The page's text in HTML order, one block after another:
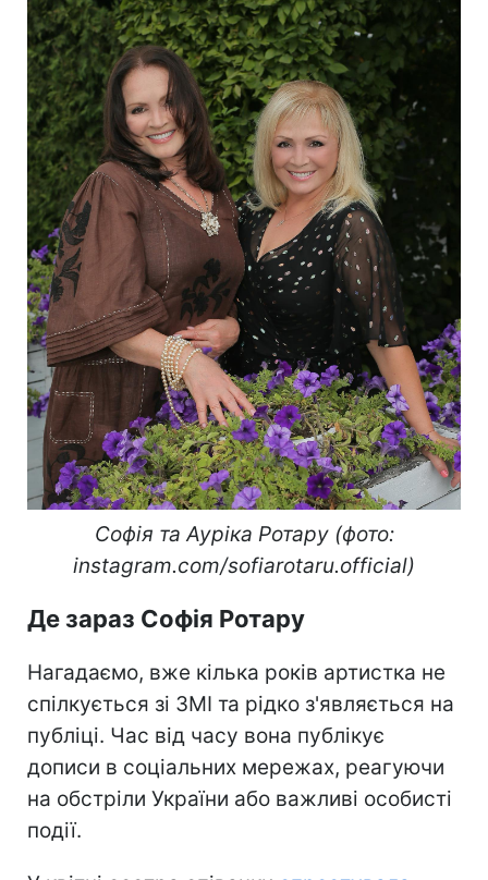
Софія та Ауріка Ротару (фото:
instagram.com/sofiarotaru.official)
Де зараз Софія Ротару
Нагадаємо, вже кілька років артистка не
спілкується зі ЗМІ та рідко з'являється на
публіці. Час від часу вона публікує
дописи в соціальних мережах, реагуючи
на обстріли України або важливі особисті
події.